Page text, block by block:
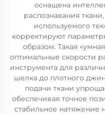
оснащена
распознавания
используемого
корректируют
образом. Такая
оптимальные скорости
инструмента для
шелка до плотного
подачи ткани
обеспечивая точное
стабильное натяжение